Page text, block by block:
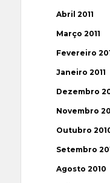
Abril 2011
Março 2011
Fevereiro
Janeiro 2011
Dezembro
Novembro
Outubro
Setembro
Agosto 2010